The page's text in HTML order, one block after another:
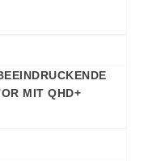
MIT QHD+